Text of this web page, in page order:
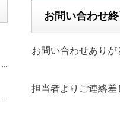
お問い合わせ
お問い合わせありが
担当者よりご連絡差